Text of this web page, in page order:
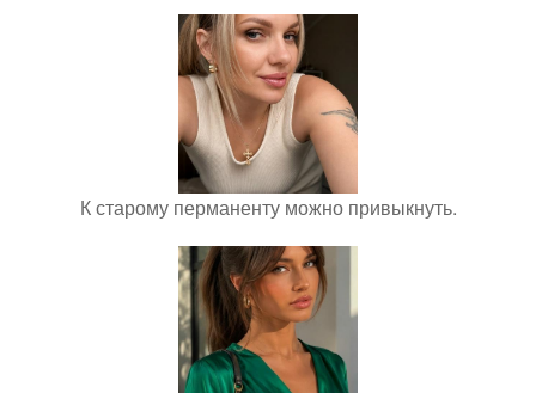
К старому перманенту можно привыкнуть.